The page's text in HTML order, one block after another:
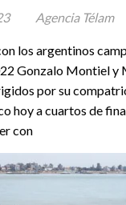
los argentinos
Gonzalo Montiel y
por su
hoy a cuartos de
con
Agencia Télam